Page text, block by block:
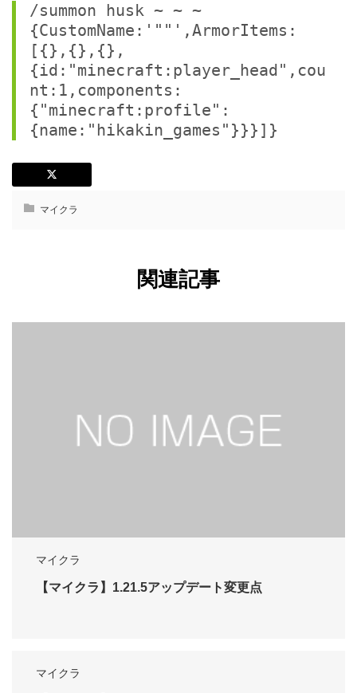
/summon husk ~ ~ ~
{CustomName:'""',ArmorItems:
[{},{},{},
{id:"minecraft:player_head",cou
nt:1,components:
{"minecraft:profile":
{name:"hikakin_games"}}}]}
マイクラ
関連記事
マイクラ
【マイクラ】1.21.5アップデート変更点
マイクラ